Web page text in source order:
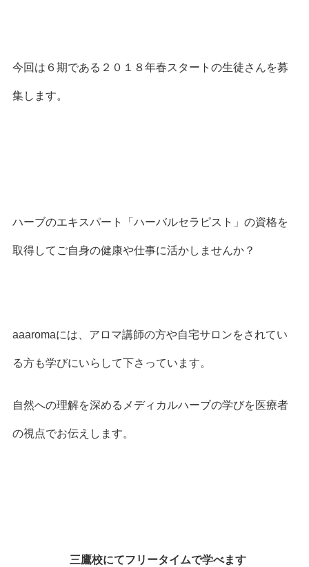
今回は６期である２０１８年春スタートの生徒さんを募
集します。
ハーブのエキスパート「ハーバルセラピスト」の資格を
取得してご自身の健康や仕事に活かしませんか？
aaaromaには、アロマ講師の方や自宅サロンをされてい
る方も学びにいらして下さっています。
自然への理解を深めるメディカルハーブの学びを医療者
の視点でお伝えします。
三鷹校にてフリータイムで学べます